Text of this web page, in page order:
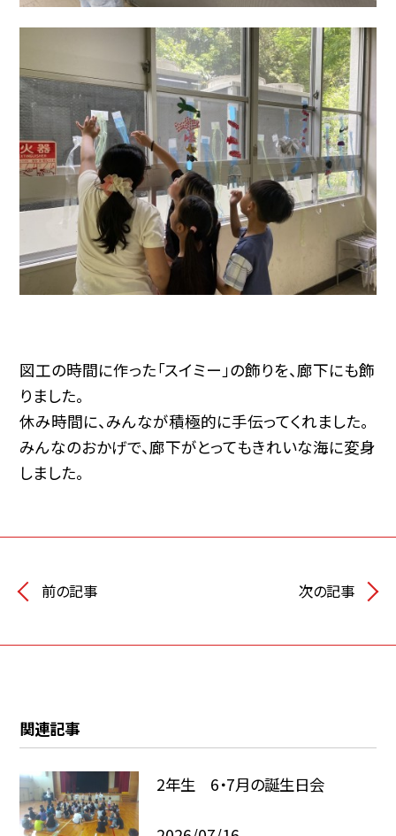
図工の時間に作った「スイミー」の飾りを、廊下にも飾
りました。
休み時間に、みんなが積極的に手伝ってくれました。
みんなのおかげで、廊下がとってもきれいな海に変身
しました。
前の記事 次の記事
関連記事
2年生 6・7月の誕生日会